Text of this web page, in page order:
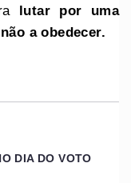
lutar por uma
a obedecer.
DIA DO VOTO